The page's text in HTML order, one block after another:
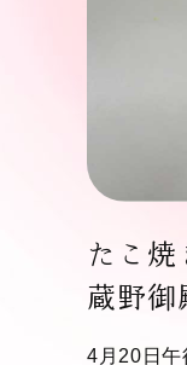
たこ
蔵野御
4月20日午